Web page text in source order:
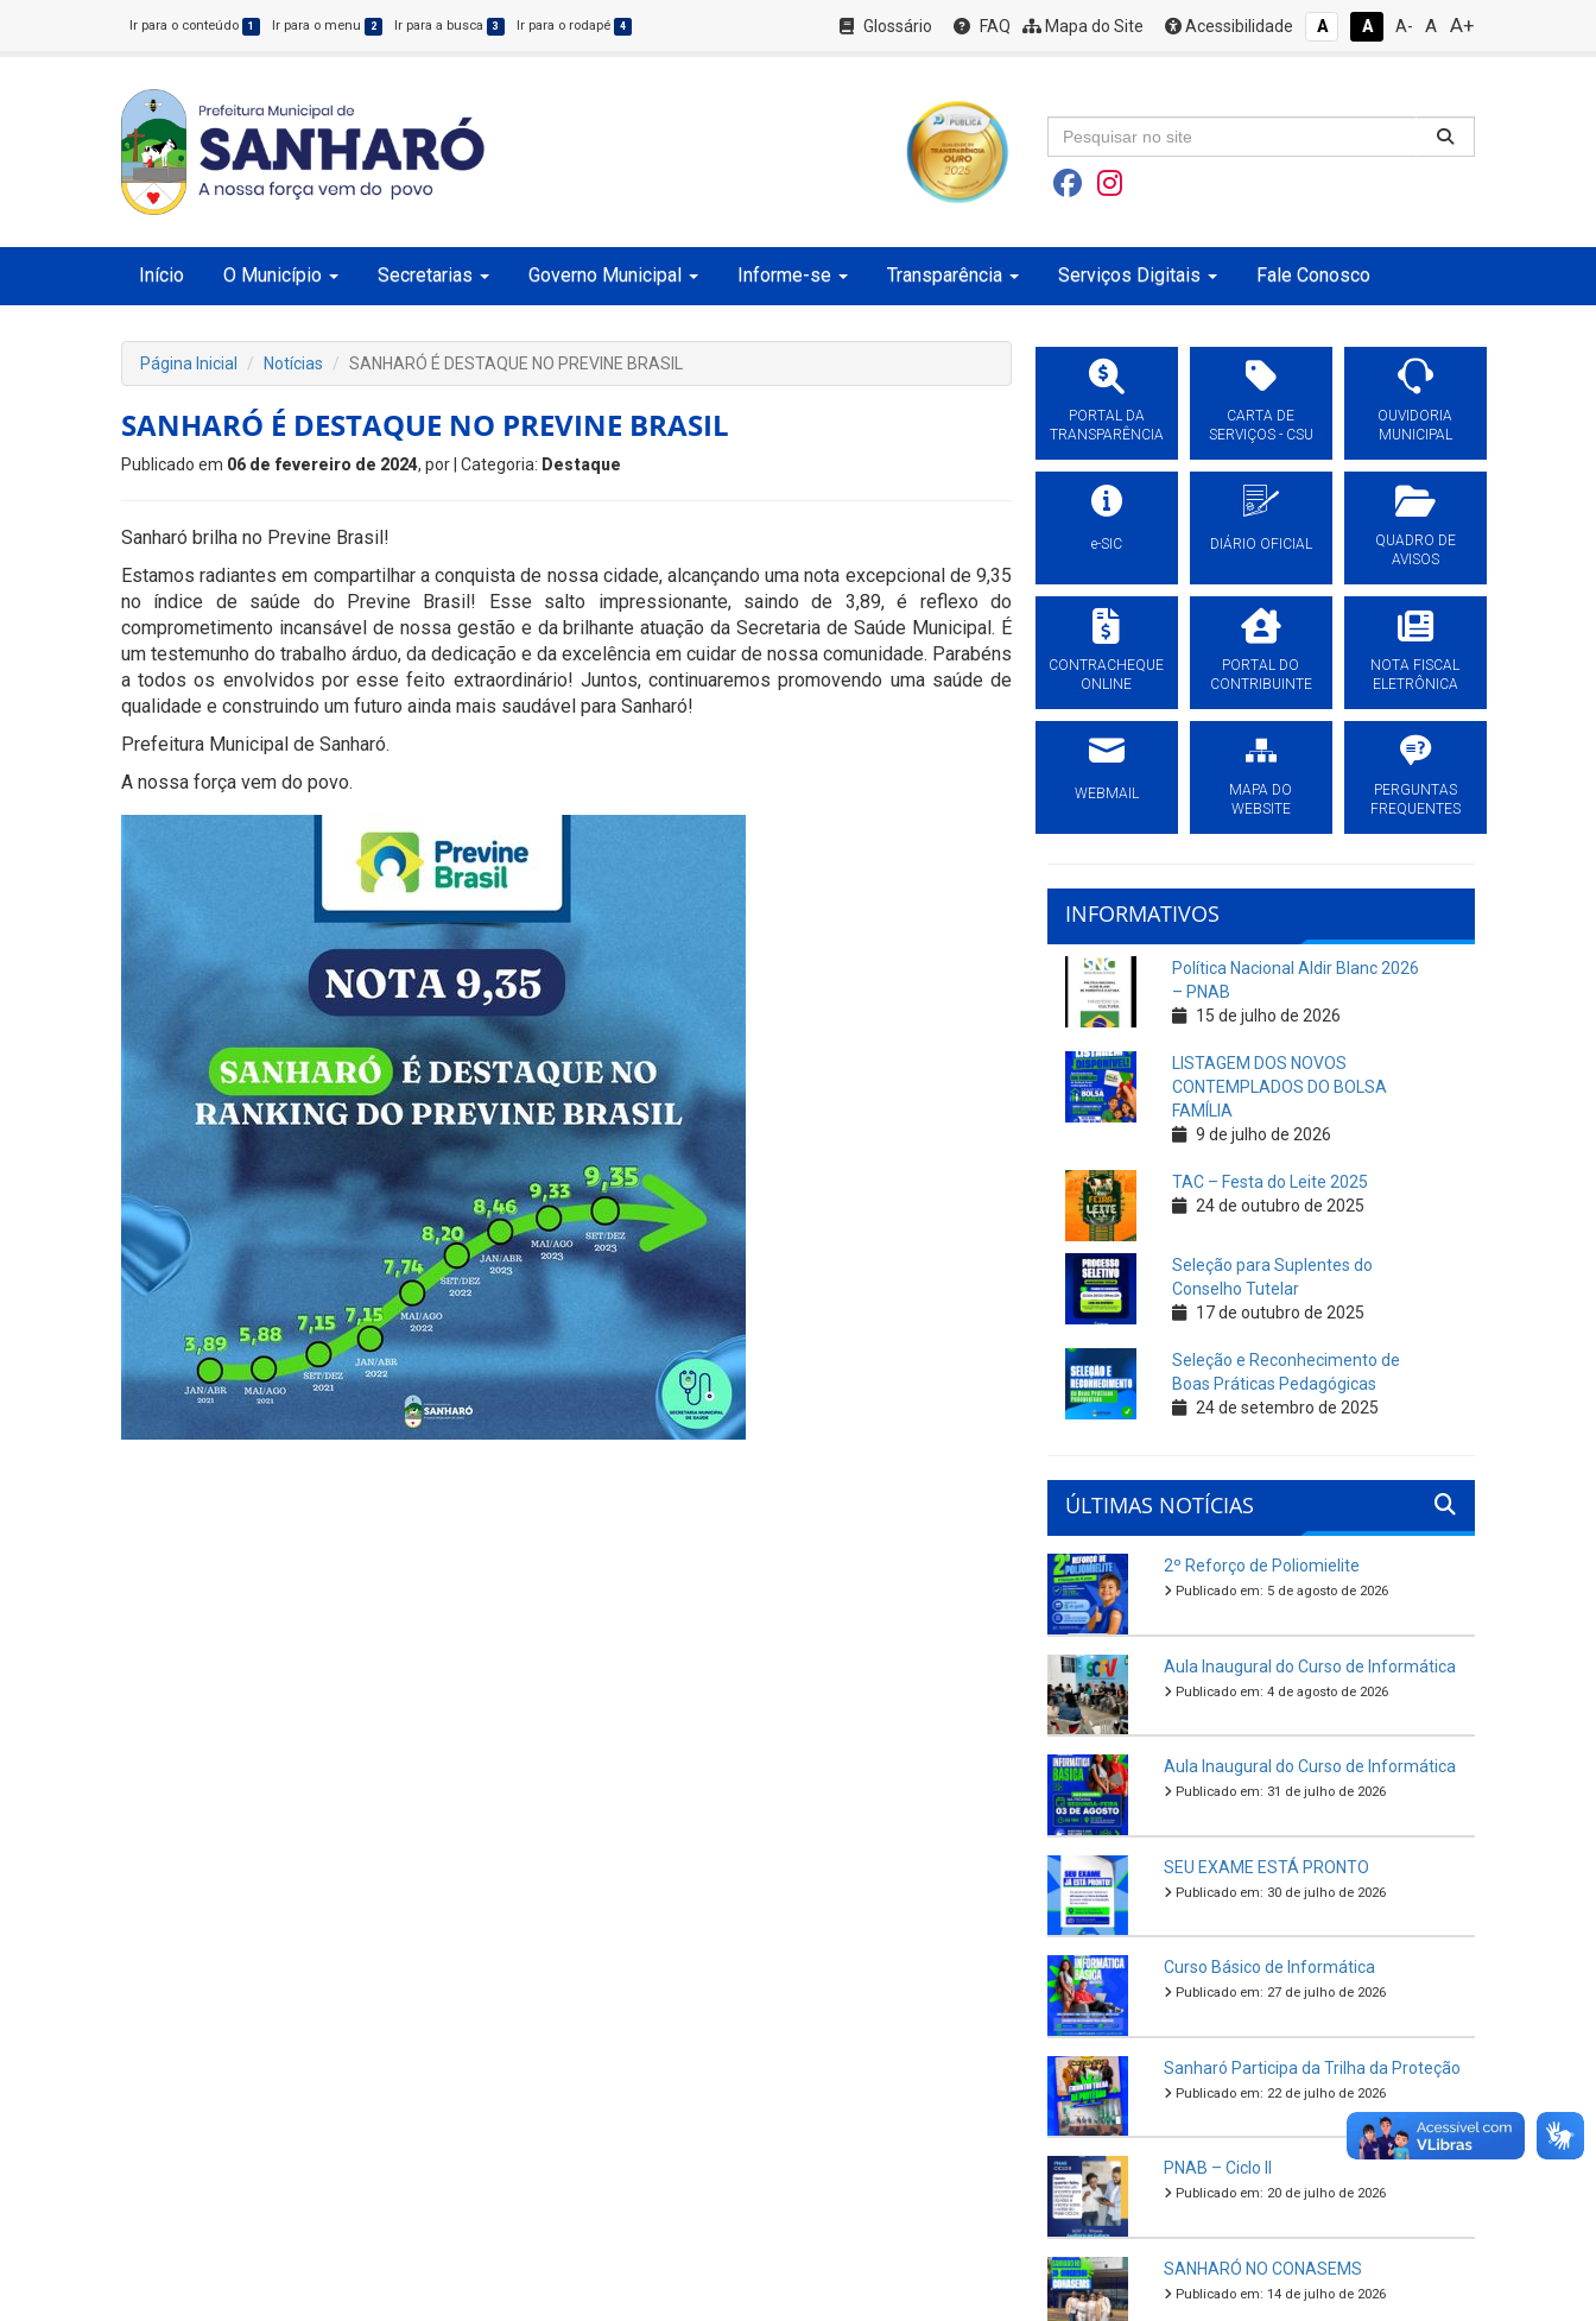
Ir para o conteúdo 1 Ir para o menu 2 Ir para a busca 3 Ir para o rodapé 4 Glossário FAQ Mapa do Site Acessibilidade A A A- A A+
Início O Município Secretarias Governo Municipal Informe-se Transparência Serviços Digitais Fale Conosco
Página Inicial Notícias SANHARÓ É DESTAQUE NO PREVINE BRASIL
SANHARÓ É DESTAQUE NO PREVINE BRASIL
Publicado em 06 de fevereiro de 2024, por | Categoria: Destaque
Sanharó brilha no Previne Brasil!
Estamos radiantes em compartilhar a conquista de nossa cidade, alcançando uma nota excepcional de 9,35
no índice de saúde do Previne Brasil! Esse salto impressionante, saindo de 3,89, é reflexo do
comprometimento incansável de nossa gestão e da brilhante atuação da Secretaria de Saúde Municipal. É
um testemunho do trabalho árduo, da dedicação e da excelência em cuidar de nossa comunidade. Parabéns
a todos os envolvidos por esse feito extraordinário! Juntos, continuaremos promovendo uma saúde de
qualidade e construindo um futuro ainda mais saudável para Sanharó!
Prefeitura Municipal de Sanharó.
A nossa força vem do povo.
PORTAL DA
TRANSPARÊNCIA
CARTA DE
SERVIÇOS - CSU
OUVIDORIA
MUNICIPAL
e-SIC DIÁRIO OFICIAL
QUADRO DE
AVISOS
CONTRACHEQUE
ONLINE
PORTAL DO
CONTRIBUINTE
NOTA FISCAL
ELETRÔNICA
WEBMAIL
MAPA DO
WEBSITE
PERGUNTAS
FREQUENTES
INFORMATIVOS
Política Nacional Aldir Blanc 2026
– PNAB
15 de julho de 2026
LISTAGEM DOS NOVOS
CONTEMPLADOS DO BOLSA
FAMÍLIA
9 de julho de 2026
TAC – Festa do Leite 2025
24 de outubro de 2025
Seleção para Suplentes do
Conselho Tutelar
17 de outubro de 2025
Seleção e Reconhecimento de
Boas Práticas Pedagógicas
24 de setembro de 2025
ÚLTIMAS NOTÍCIAS
2º Reforço de Poliomielite
Publicado em: 5 de agosto de 2026
Aula Inaugural do Curso de Informática
Publicado em: 4 de agosto de 2026
Aula Inaugural do Curso de Informática
Publicado em: 31 de julho de 2026
SEU EXAME ESTÁ PRONTO
Publicado em: 30 de julho de 2026
Curso Básico de Informática
Publicado em: 27 de julho de 2026
Sanharó Participa da Trilha da Proteção
Publicado em: 22 de julho de 2026
PNAB – Ciclo II
Publicado em: 20 de julho de 2026
SANHARÓ NO CONASEMS
Publicado em: 14 de julho de 2026